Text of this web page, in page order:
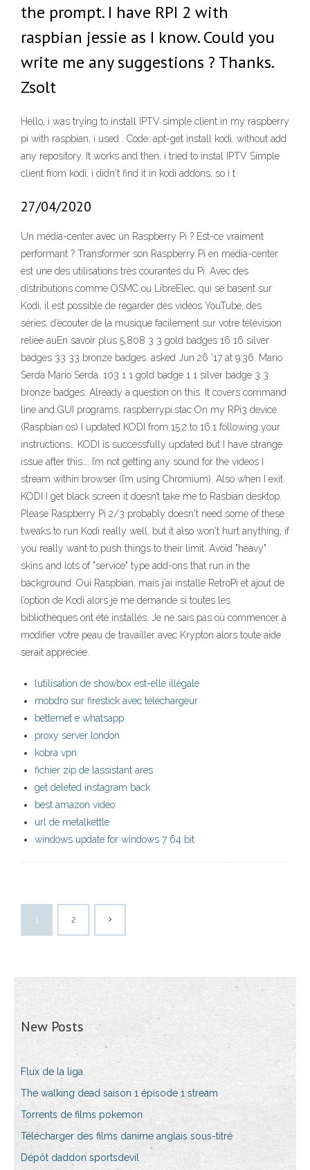
the prompt. I have RPI 2 with
raspbian jessie as I know. Could you
write me any suggestions ? Thanks.
Zsolt
Hello, i was trying to install IPTV simple client in my raspberry
pi with raspbian, i used . Code: apt-get install kodi. without add
any repository. It works and then, i tried to instal IPTV Simple
client from kodi, i didn't find it in kodi addons, so i t
27/04/2020
Un média-center avec un Raspberry Pi ? Est-ce vraiment
performant ? Transformer son Raspberry Pi en média-center
est une des utilisations très courantes du Pi. Avec des
distributions comme OSMC ou LibreElec, qui se basent sur
Kodi, il est possible de regarder des vidéos YouTube, des
séries, d’écouter de la musique facilement sur votre télévision
reliée auEn savoir plus 5,808 3 3 gold badges 16 16 silver
badges 33 33 bronze badges. asked Jun 26 '17 at 9:36. Mario
Serda Mario Serda. 103 1 1 gold badge 1 1 silver badge 3 3
bronze badges. Already a question on this. It covers command
line and GUI programs. raspberrypi.stac On my RPi3 device
(Raspbian os) I updated KODI from 15.2 to 16.1 following your
instructions… KODI is successfully updated but I have strange
issue after this…. I’m not getting any sound for the videos I
stream within browser (I’m using Chromium). Also when I exit
KODI I get black screen it doesn’t take me to Rasbian desktop.
Please Raspberry Pi 2/3 probably doesn't need some of these
tweaks to run Kodi really well, but it also won't hurt anything, if
you really want to push things to their limit. Avoid "heavy"
skins and lots of "service" type add-ons that run in the
background. Oui Raspbian, mais j’ai installé RetroPi et ajout de
l’option de Kodi alors je me demande si toutes les
bibliothèques ont été installés. Je ne sais pas où commencer à
modifier votre peau de travailler avec Krypton alors toute aide
serait appréciée.
lutilisation de showbox est-elle illégale
mobdro sur firestick avec téléchargeur
betternet e whatsapp
proxy server london
kobra vpn
fichier zip de lassistant ares
get deleted instagram back
best amazon video
url de metalkettle
windows update for windows 7 64 bit
1 2
New Posts
Flux de la liga
The walking dead saison 1 épisode 1 stream
Torrents de films pokemon
Télécharger des films danime anglais sous-titré
Dépôt daddon sportsdevil